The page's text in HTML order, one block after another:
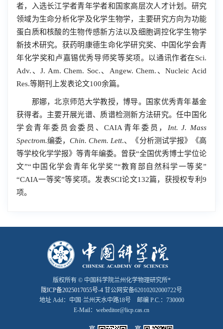
者，入选长江学者青年学者和国家高层次人才计划。研究
领域为生命分析化学及化学生物学，主要研究方向为功能
蛋白质和核酸的生物传感新方法以及细胞调控化学生物学
新技术研究。获药明康德生命化学研究奖、中国化学会青
年化学奖和卢嘉锡优秀导师奖等奖项。以通讯作者在Sci.
Adv.、J. Am. Chem. Soc.、Angew. Chem.、Nucleic Acid
Res.等期刊上发表论文100余篇。
那娜，北京师范大学教授，博导。国家优秀青年基金
获得者。主要开展光谱、质谱检测新方法研究。任中国化
学会青年委员会委员、CAIA 青年委员， Int. J. Mass
Spectrom.编委，Chin. Chem. Lett.、《分析测试学报》《高
等学校化学学报》等青年编委。曾获“全国优秀博士学位论
文”“中国化学会青年化学奖”“教育部自然科学一等奖”
“CAIA一等奖”等奖项。发表SCI论文132篇，获授权专利9
项。
版权所有 © 中国科学院兰州化学物理研究所*
陇ICP备2025017055号-4 甘公网安备62010202000722号
地址 Add：中国·兰州天水中路18号 邮编 P.C.：730000
E-Mail：webeditor@licp.cas.cn